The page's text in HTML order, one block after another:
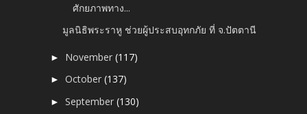
ศักยภาพทาง...
มูลนิธิพระราหู ช่วยผู้ประสบอุทกภัย ที่ จ.ปัตตานี
► November(117)
►October(137)
►September(130)